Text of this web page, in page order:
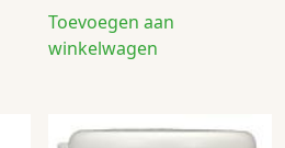
Toevoegen aan
winkelwagen